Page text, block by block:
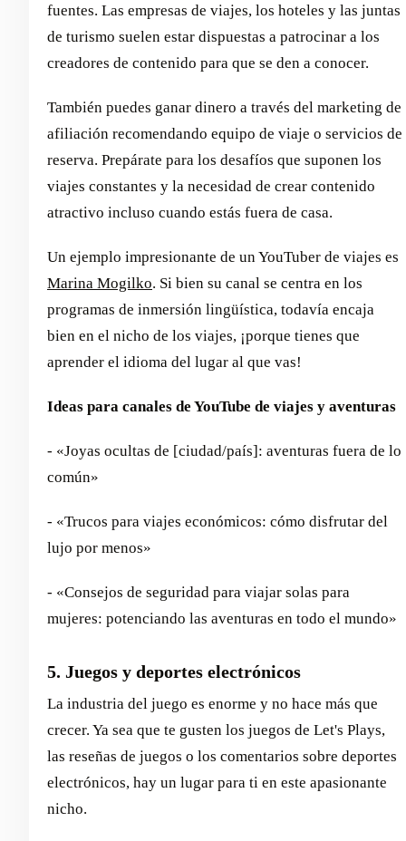
fuentes. Las empresas de viajes, los hoteles y las juntas
de turismo suelen estar dispuestas a patrocinar a los
creadores de contenido para que se den a conocer.
También puedes ganar dinero a través del marketing de
afiliación recomendando equipo de viaje o servicios de
reserva. Prepárate para los desafíos que suponen los
viajes constantes y la necesidad de crear contenido
atractivo incluso cuando estás fuera de casa.
Un ejemplo impresionante de un YouTuber de viajes es
Marina Mogilko. Si bien su canal se centra en los
programas de inmersión lingüística, todavía encaja
bien en el nicho de los viajes, ¡porque tienes que
aprender el idioma del lugar al que vas!
Ideas para canales de YouTube de viajes y aventuras
- «Joyas ocultas de [ciudad/país]: aventuras fuera de lo
común»
- «Trucos para viajes económicos: cómo disfrutar del
lujo por menos»
- «Consejos de seguridad para viajar solas para
mujeres: potenciando las aventuras en todo el mundo»
5. Juegos y deportes electrónicos
La industria del juego es enorme y no hace más que
crecer. Ya sea que te gusten los juegos de Let's Plays,
las reseñas de juegos o los comentarios sobre deportes
electrónicos, hay un lugar para ti en este apasionante
nicho.